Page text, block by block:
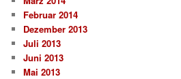
Februar 2014
Dezember 2013
Juli 2013
Juni 2013
Mai 2013